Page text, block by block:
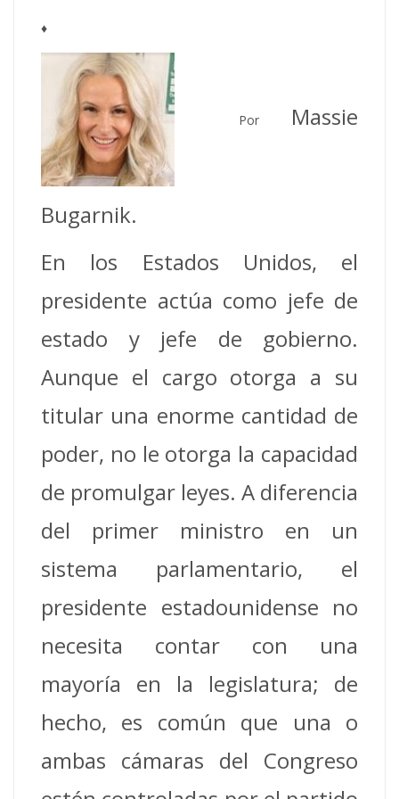
♦
Por Massie
Bugarnik.
En los Estados Unidos, el
presidente actúa como jefe de
estado y jefe de gobierno.
Aunque el cargo otorga a su
titular una enorme cantidad de
poder, no le otorga la capacidad
de promulgar leyes. A diferencia
del primer ministro en un
sistema parlamentario, el
presidente estadounidense no
necesita contar con una
mayoría en la legislatura; de
hecho, es común que una o
ambas cámaras del Congreso